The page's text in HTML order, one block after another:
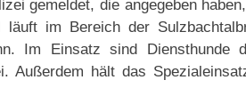
gemeldet, die angegeben
läuft im Bereich der
Im Einsatz sind Diensthunde
Außerdem hält das